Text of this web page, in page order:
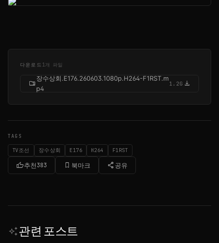
다운로드 1개 파일
folder_zip
장수상회.E176.260603.1080p.H264-F1RST.m
p4
1.2G download
TAGS
TV조선 장수상회 E176 H264 F1RST
thumb_up추천383 bookmark_border 북마크 share 공유
auto_awesome관련 포스트